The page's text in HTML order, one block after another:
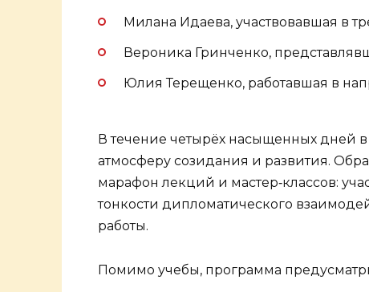
Милана Идаева, участвовавшая в
Вероника Гринченко,
Юлия Терещенко, работавшая в
В течение четырёх насыщенных дней в
атмосферу созидания и развития.
марафон лекций и мастер‑классов:
тонкости дипломатического
работы.
Помимо учебы, программа